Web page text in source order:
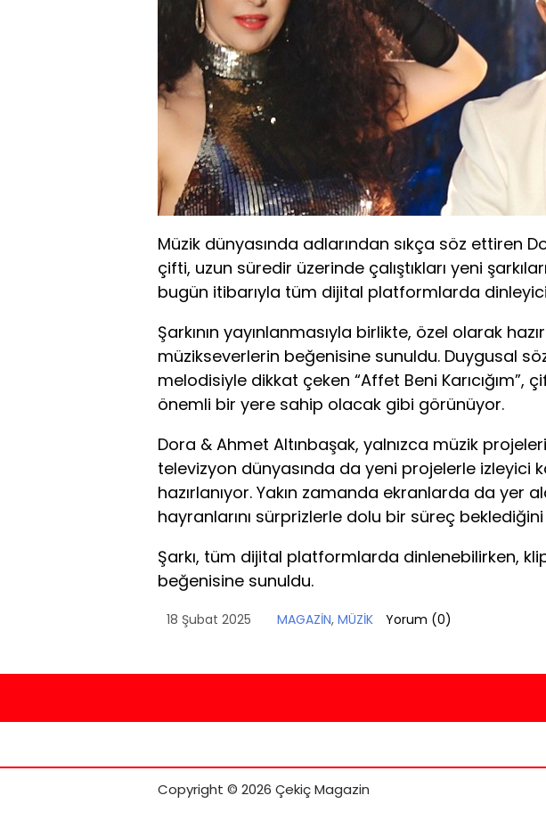
Müzik dünyasında adlarından sıkça söz ettiren
çifti, uzun süredir üzerinde çalıştıkları yeni
bugün itibarıyla tüm dijital platformlarda
Şarkının yayınlanmasıyla birlikte, özel olarak
müzikseverlerin beğenisine sunuldu. Duygusal
melodisiyle dikkat çeken “Affet Beni Karıcığım”,
önemli bir yere sahip olacak gibi görünüyor.
Dora & Ahmet Altınbaşak, yalnızca müzik
televizyon dünyasında da yeni projelerle izleyici
hazırlanıyor. Yakın zamanda ekranlarda da yer
hayranlarını sürprizlerle dolu bir süreç
Şarkı, tüm dijital platformlarda dinlenebilirken,
beğenisine sunuldu.
18 Şubat 2025 MAGAZİN, MÜZİK Yorum (0)
Copyright © 2026 Çekiç Magazin